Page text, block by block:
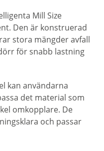
Mill Size
Den är konstruerad
stora mängder avfall
för snabb lastning
kan användarna
det material som
omkopplare. De
och passar